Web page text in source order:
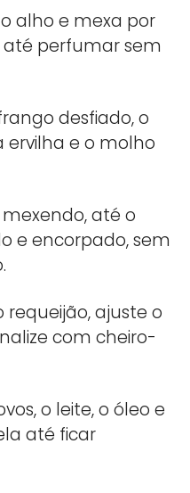
alho e mexa por
perfumar sem
desfiado, o
ervilha e o molho
mexendo, até o
e encorpado, sem
requeijão, ajuste o
com cheiro-
o leite, o óleo e
até ficar